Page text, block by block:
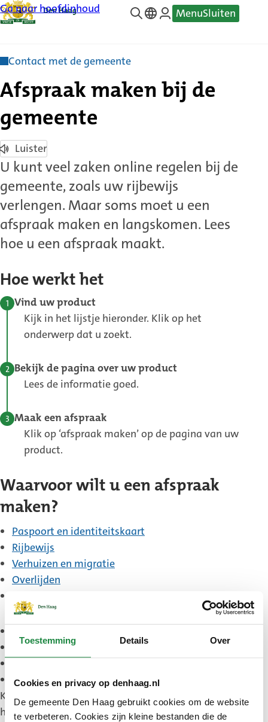
Toestemming Details Over
Cookies en privacy op denhaag.nl
De gemeente Den Haag gebruikt cookies om de website
te verbeteren. Cookies zijn kleine bestanden die de
Ga naar hoofdinhoud
—
MenuSluiten
Contact met de gemeente
Afspraak maken bij de
gemeente
Luister
U kunt veel zaken online regelen bij de
gemeente, zoals uw rijbewijs
verlengen. Maar soms moet u een
afspraak maken en langskomen. Lees
hoe u een afspraak maakt.
Hoe werkt het
Vind uw product
Kijk in het lijstje hieronder. Klik op het
onderwerp dat u zoekt.
Bekijk de pagina over uw product
Lees de informatie goed.
Maak een afspraak
Klik op ‘afspraak maken’ op de pagina van uw
product.
Waarvoor wilt u een afspraak
maken?
Paspoort en identiteitskaart
Rijbewijs
Verhuizen en migratie
Overlijden
Aktes, verklaringen en uittreksels
Inburgeren en naturaliseren
Komt u er niet uit? Bel naar 14070. Zij helpen met
het maken van een afspraak.